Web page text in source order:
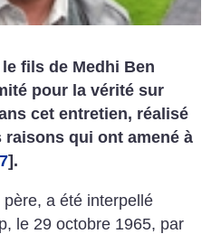
le filsde Medhi Ben
pour la véritésur
cet entretien, réalisé
raisons qui ont amené à
7] .
père,a été interpellé
le 29 octobre 1965, par